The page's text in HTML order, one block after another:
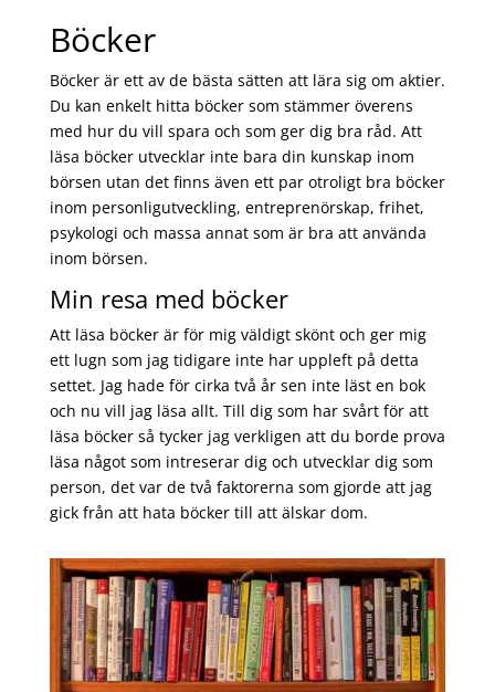
Böcker
Böcker är ett av de bästa sätten att lära sig om aktier.
Du kan enkelt hitta böcker som stämmer överens
med hur du vill spara och som ger dig bra råd. Att
läsa böcker utvecklar inte bara din kunskap inom
börsen utan det finns även ett par otroligt bra böcker
inom personligutveckling, entreprenörskap, frihet,
psykologi och massa annat som är bra att använda
inom börsen.
Min resa med böcker
Att läsa böcker är för mig väldigt skönt och ger mig
ett lugn som jag tidigare inte har uppleft på detta
settet. Jag hade för cirka två år sen inte läst en bok
och nu vill jag läsa allt. Till dig som har svårt för att
läsa böcker så tycker jag verkligen att du borde prova
läsa något som intreserar dig och utvecklar dig som
person, det var de två faktorerna som gjorde att jag
gick från att hata böcker till att älskar dom.